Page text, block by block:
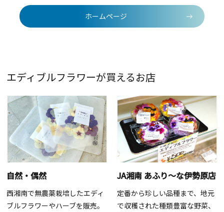
ホームページ
エディブルフラワーが買えるお店
自然・偶然
西湘南で無農薬栽培したエディ
ブルフラワーやハーブを販売。
JA湘南 あふり～な伊勢原店
定番から珍しい品種まで、地元
で収穫された種類豊富な野菜、